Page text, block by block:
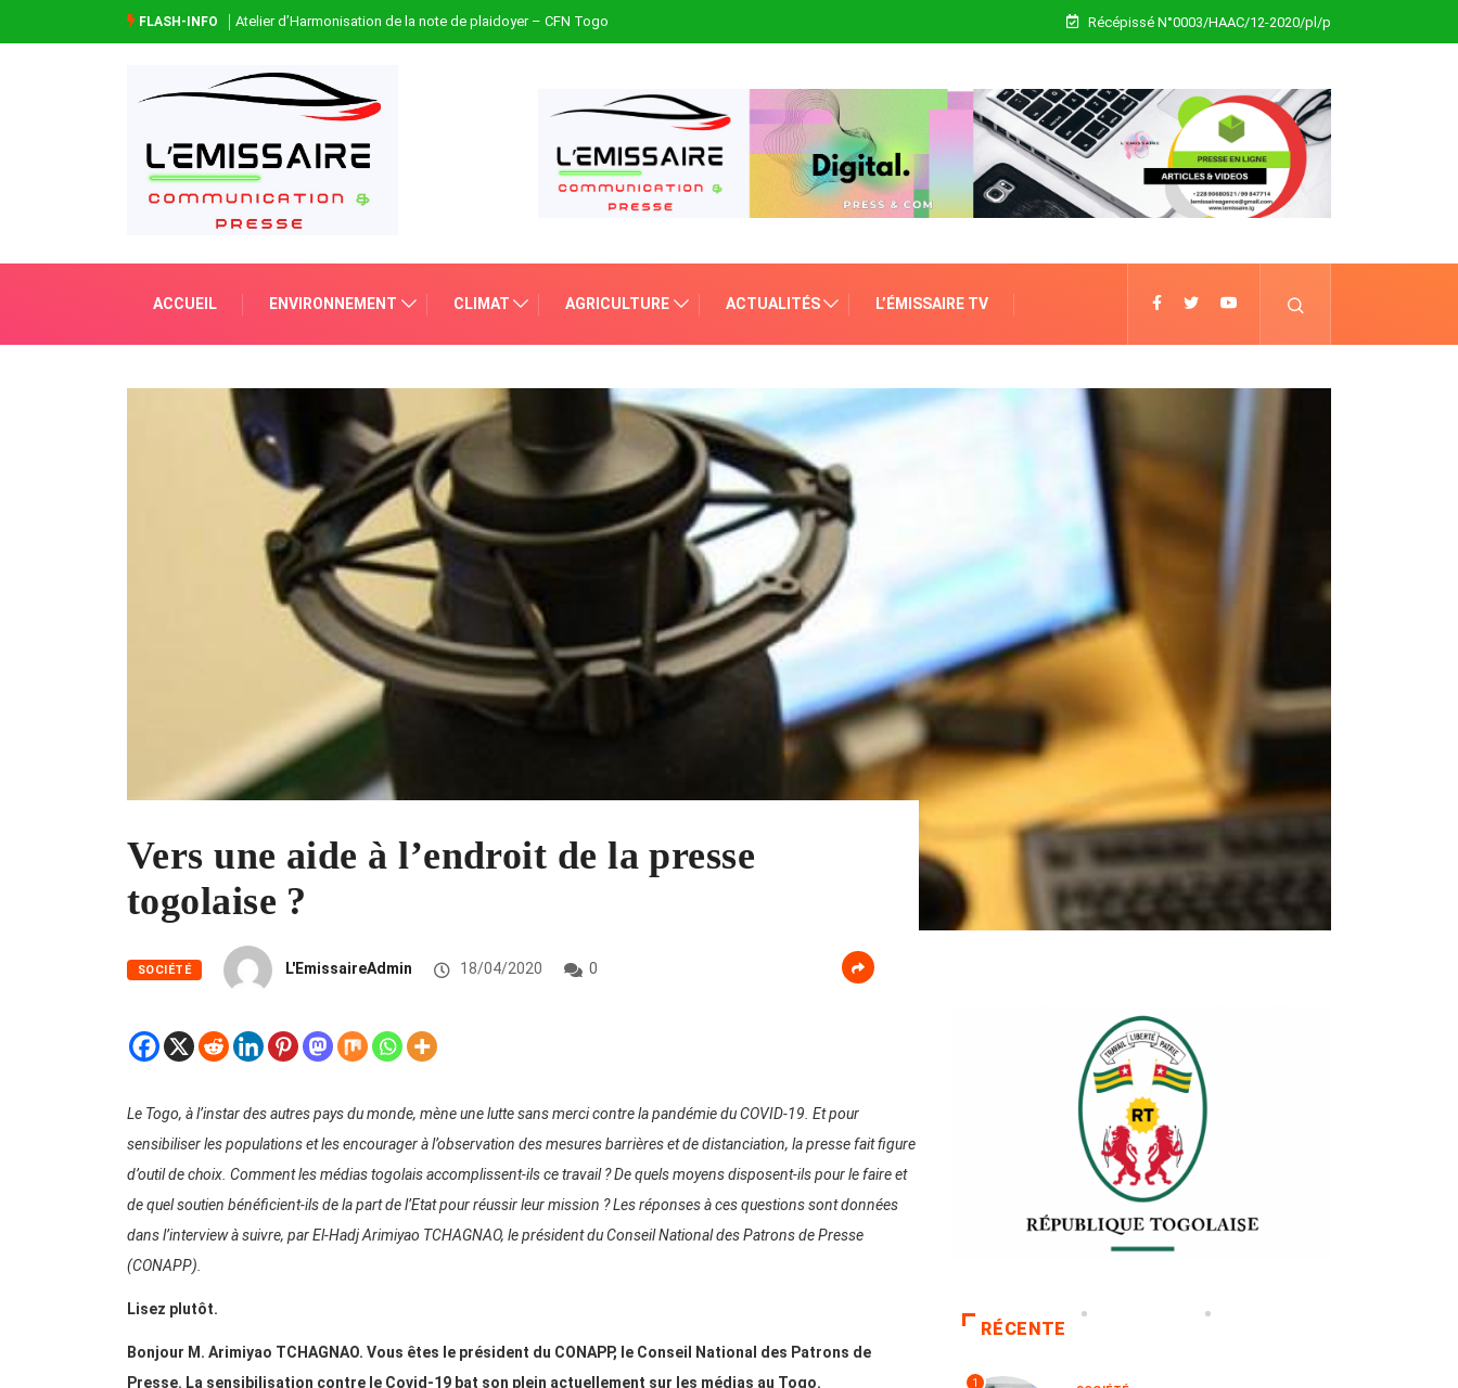
FLASH-INFO Atelier d’Harmonisation de la note de plaidoyer – CFN Togo Récépissé N°0003/HAAC/12-2020/pl/p
ACCUEIL ENVIRONNEMENT CLIMAT AGRICULTURE ACTUALITÉS L’ÉMISSAIRE TV
Vers une aide à l’endroit de la presse
togolaise ?
SOCIÉTÉ L'EmissaireAdmin 18/04/2020 0
Le Togo, à l’instar des autres pays du monde, mène une lutte sans merci contre la pandémie du COVID-19. Et pour
sensibiliser les populations et les encourager à l’observation des mesures barrières et de distanciation, la presse fait figure
d’outil de choix. Comment les médias togolais accomplissent-ils ce travail ? De quels moyens disposent-ils pour le faire et
de quel soutien bénéficient-ils de la part de l’Etat pour réussir leur mission ? Les réponses à ces questions sont données
dans l’interview à suivre, par El-Hadj Arimiyao TCHAGNAO, le président du Conseil National des Patrons de Presse
(CONAPP).
Lisez plutôt.
Bonjour M. Arimiyao TCHAGNAO. Vous êtes le président du CONAPP, le Conseil National des Patrons de
Presse. La sensibilisation contre le Covid-19 bat son plein actuellement sur les médias au Togo.
RÉCENTE
1